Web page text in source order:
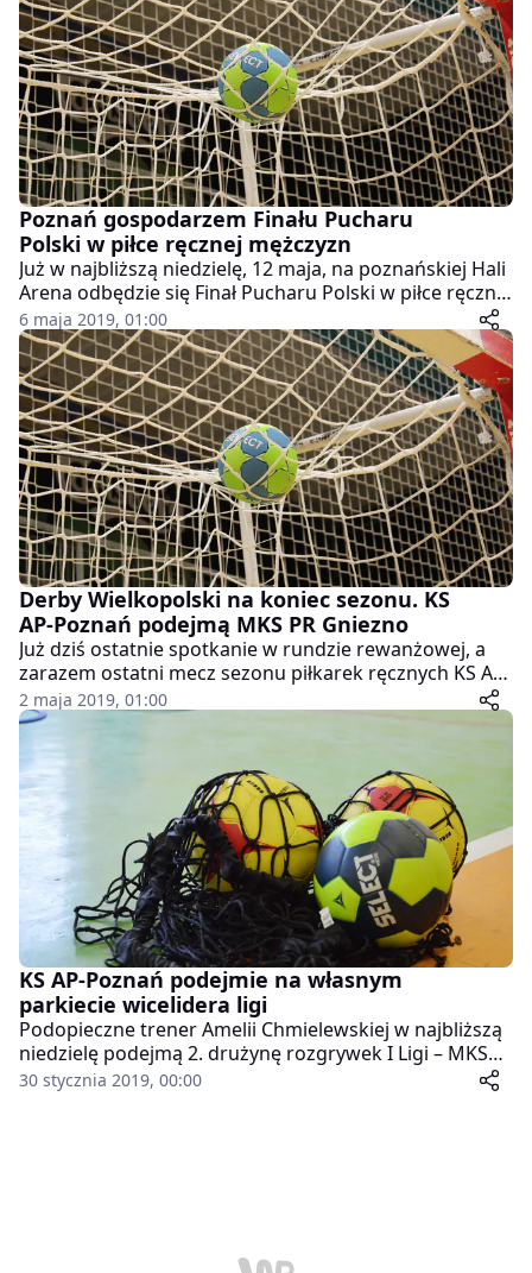
Poznań gospodarzem Finału Pucharu
Polski w piłce ręcznej mężczyzn
Już w najbliższą niedzielę, 12 maja, na poznańskiej Hali
Arena odbędzie się Finał Pucharu Polski w piłce ręcznej
mężczyzn. Na parkiecie zmierzą się PGE Vive Kielce z
Orlen Wisłą Płock.
6 maja 2019, 01:00
Derby Wielkopolski na koniec sezonu. KS
AP-Poznań podejmą MKS PR Gniezno
Już dziś ostatnie spotkanie w rundzie rewanżowej, a
zarazem ostatni mecz sezonu piłkarek ręcznych KS AP-
Poznań. Poznanianki podejmą u siebie MKS PR
Gniezno.
2 maja 2019, 01:00
KS AP-Poznań podejmie na własnym
parkiecie wicelidera ligi
Podopieczne trener Amelii Chmielewskiej w najbliższą
niedzielę podejmą 2. drużynę rozgrywek I Ligi – MKS
Sambor Tczew. Poprzedni mecz między tymi
30 stycznia 2019, 00:00